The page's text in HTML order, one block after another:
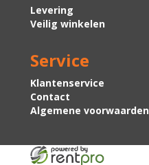
Levering
Veilig winkelen
Service
Klantenservice
Contact
Algemene voorwaarden